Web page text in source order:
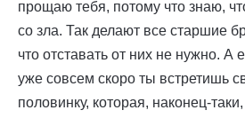
прощаю тебя, потому что знаю,
со зла. Так делают все старшие
что отставать от них не нужно. А
уже совсем скоро ты встретишь
половинку, которая, наконец-